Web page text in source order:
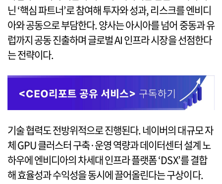
닌 ‘핵심 파트너’로 참여해 투자와 성과, 리스크를 엔비디
아와 공동으로 부담한다. 양사는 아시아를 넘어 중동과 유
럽까지 공동 진출하며 글로벌 AI 인프라 시장을 선점한다
는 전략이다.
기술 협력도 전방위적으로 진행된다. 네이버의 대규모 자
체 GPU 클러스터 구축·운영 역량과 데이터센터 설계 노
하우에 엔비디아의 차세대 인프라 플랫폼 ‘DSX’를 결합
해 효율성과 수익성을 동시에 끌어올린다는 구상이다.